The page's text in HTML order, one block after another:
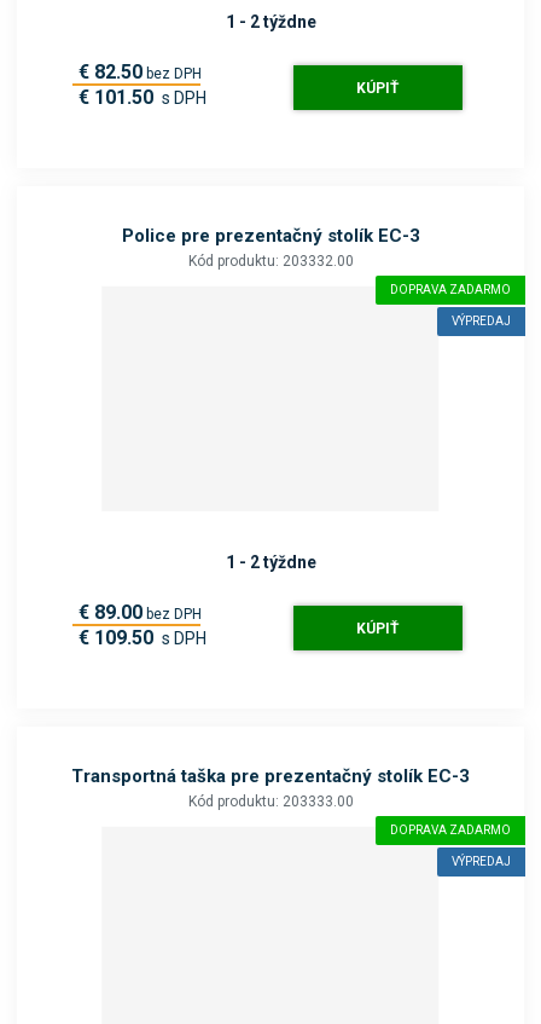
1 - 2 týždne
€ 82.50 bez DPH
€ 101.50 s DPH KÚPIŤ
Police pre prezentačný stolík EC-3
Kód produktu: 203332.00
DOPRAVA ZADARMO
VÝPREDAJ
1 - 2 týždne
€ 89.00 bez DPH
€ 109.50 s DPH KÚPIŤ
Transportná taška pre prezentačný stolík EC-3
Kód produktu: 203333.00
DOPRAVA ZADARMO
VÝPREDAJ